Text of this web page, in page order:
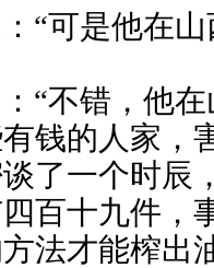
“可是他在山
“不错，他
钱的人家，
了一个时辰
百十九件，
法才能榨出